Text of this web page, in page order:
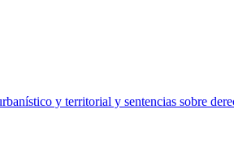
y territorial y sentencias sobre